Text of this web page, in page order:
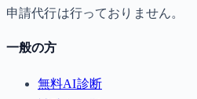
申請代行は行っておりません。
一般の方
無料AI診断